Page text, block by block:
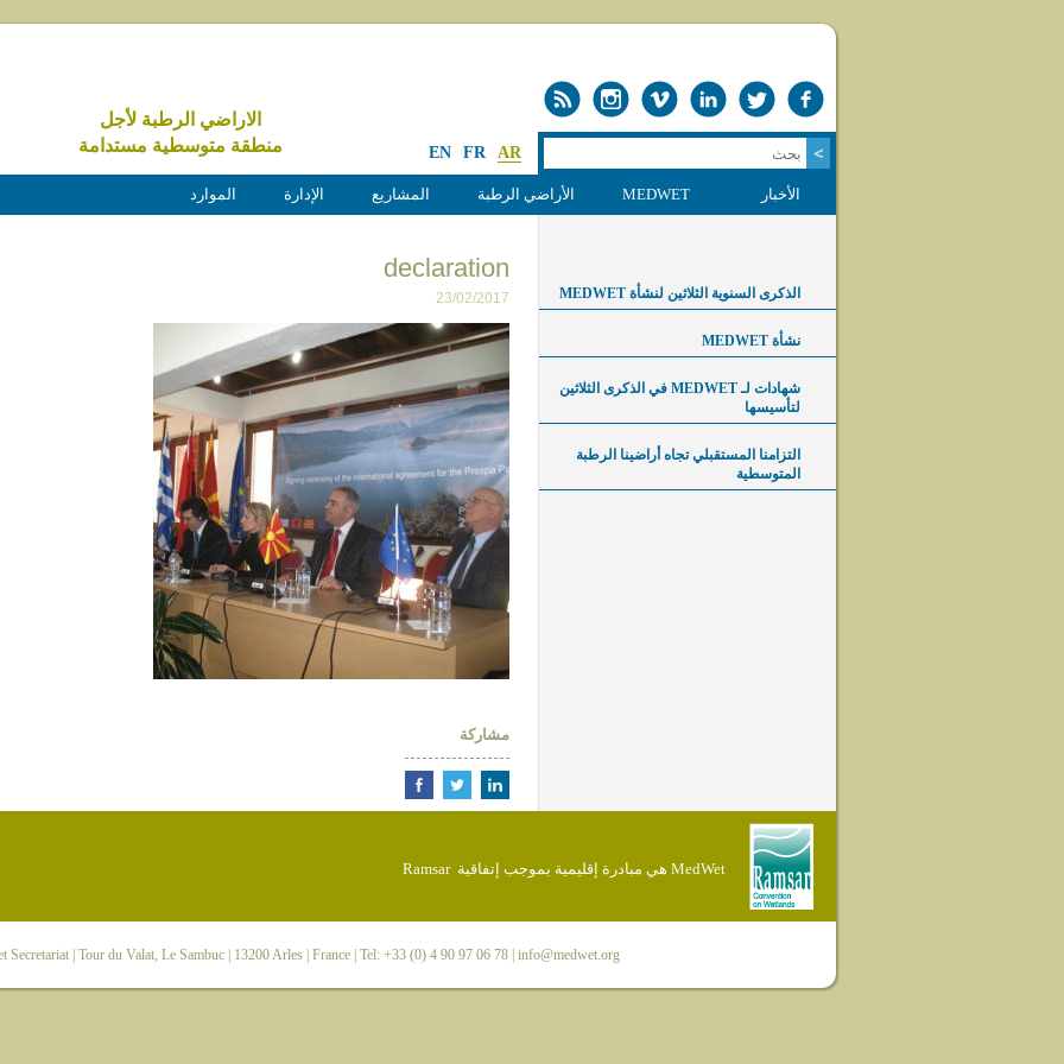
الاراضي الرطبة لأجل
منطقة متوسطية مستدامة
EN FR AR
الأخبار MEDWET الأراضي الرطبة المشاريع الإدارة الموارد
declaration
23/02/2017
مشاركة
الذكرى السنوية الثلاثين لنشأة MEDWET
نشأة MEDWET
شهادات لـ MEDWET في الذكرى الثلاثين
لتأسيسها
التزامنا المستقبلي تجاه أراضينا الرطبة
المتوسطية
MedWet هي مبادرة إقليمية بموجب إتفاقية Ramsar
Secretariat| Tour du Valat, Le Sambuc | 13200 Arles | France | Tel: +33 (0) 4 90 97 06 78 | info@medwet.org